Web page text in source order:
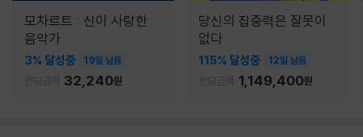
모차르트 : 신이 사랑한
음악가
3% 달성중 19일 남음
펀딩금액 32,240원
당신의 집중력은 잘못이
없다
115% 달성중 12일 남음
펀딩금액 1,149,400원